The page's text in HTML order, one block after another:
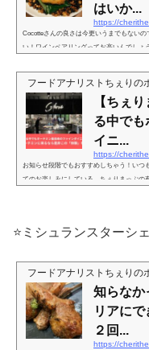
はいか...
https://
Cocotteさんの良さは今更いうまでもない
い！ワインペアリングってお高いんでしょ
いる通り。そして私みたいなワイン初心者
はわからないことも。単体で美味しいぶ
多く、さりとて、単品で頼む...
フードアナリストちぇりの
【ちぇ
る中でも
イニ...
https://
お知らせ段階でもおすすめしちゃう！いつ
てのお楽しみにしている、ちぇりまっぷの
てくださって、楽しくて仕方...
⭐️ミシュランスターシ
フードアナリストちぇりの
知らなか
リアに
２回...
https://